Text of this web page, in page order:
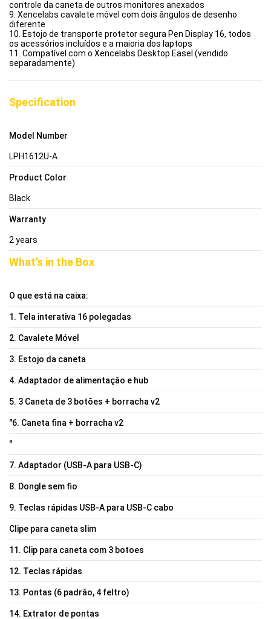
controle da caneta de outros monitores anexados
9. Xencelabs cavalete móvel com dois ângulos de desenho
diferente
10. Estojo de transporte protetor segura Pen Display 16, todos
os acessórios incluídos e a maioria dos laptops
11. Compatível com o Xencelabs Desktop Easel (vendido
separadamente)
Specification
Model Number
LPH1612U-A
Product Color
Black
Warranty
2 years
What’s in the Box
O que está na caixa:
1. Tela interativa 16 polegadas
2. Cavalete Móvel
3. Estojo da caneta
4. Adaptador de alimentação e hub
5. 3 Caneta de 3 botões + borracha v2
"6. Caneta fina + borracha v2
"
7. Adaptador (USB-A para USB-C)
8. Dongle sem fio
9. Teclas rápidas USB-A para USB-C cabo
Clipe para caneta slim
11. Clip para caneta com 3 botoes
12. Teclas rápidas
13. Pontas (6 padrão, 4 feltro)
14. Extrator de pontas